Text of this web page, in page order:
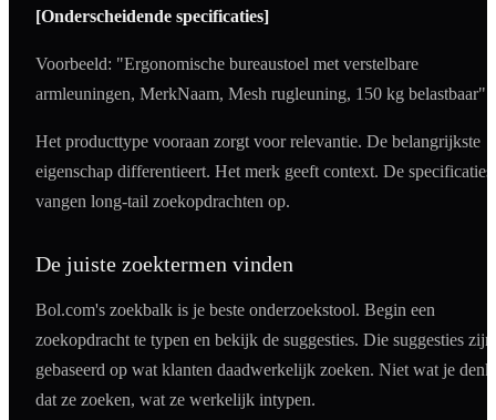
[Onderscheidende specificaties]
Voorbeeld: "Ergonomische bureaustoel met verstelbare
armleuningen, MerkNaam, Mesh rugleuning, 150 kg belastbaar"
Het producttype vooraan zorgt voor relevantie. De belangrijkste
eigenschap differentieert. Het merk geeft context. De specificaties
vangen long-tail zoekopdrachten op.
De juiste zoektermen vinden
Bol.com's zoekbalk is je beste onderzoekstool. Begin een
zoekopdracht te typen en bekijk de suggesties. Die suggesties zijn
gebaseerd op wat klanten daadwerkelijk zoeken. Niet wat je
dat ze zoeken, wat ze werkelijk intypen.